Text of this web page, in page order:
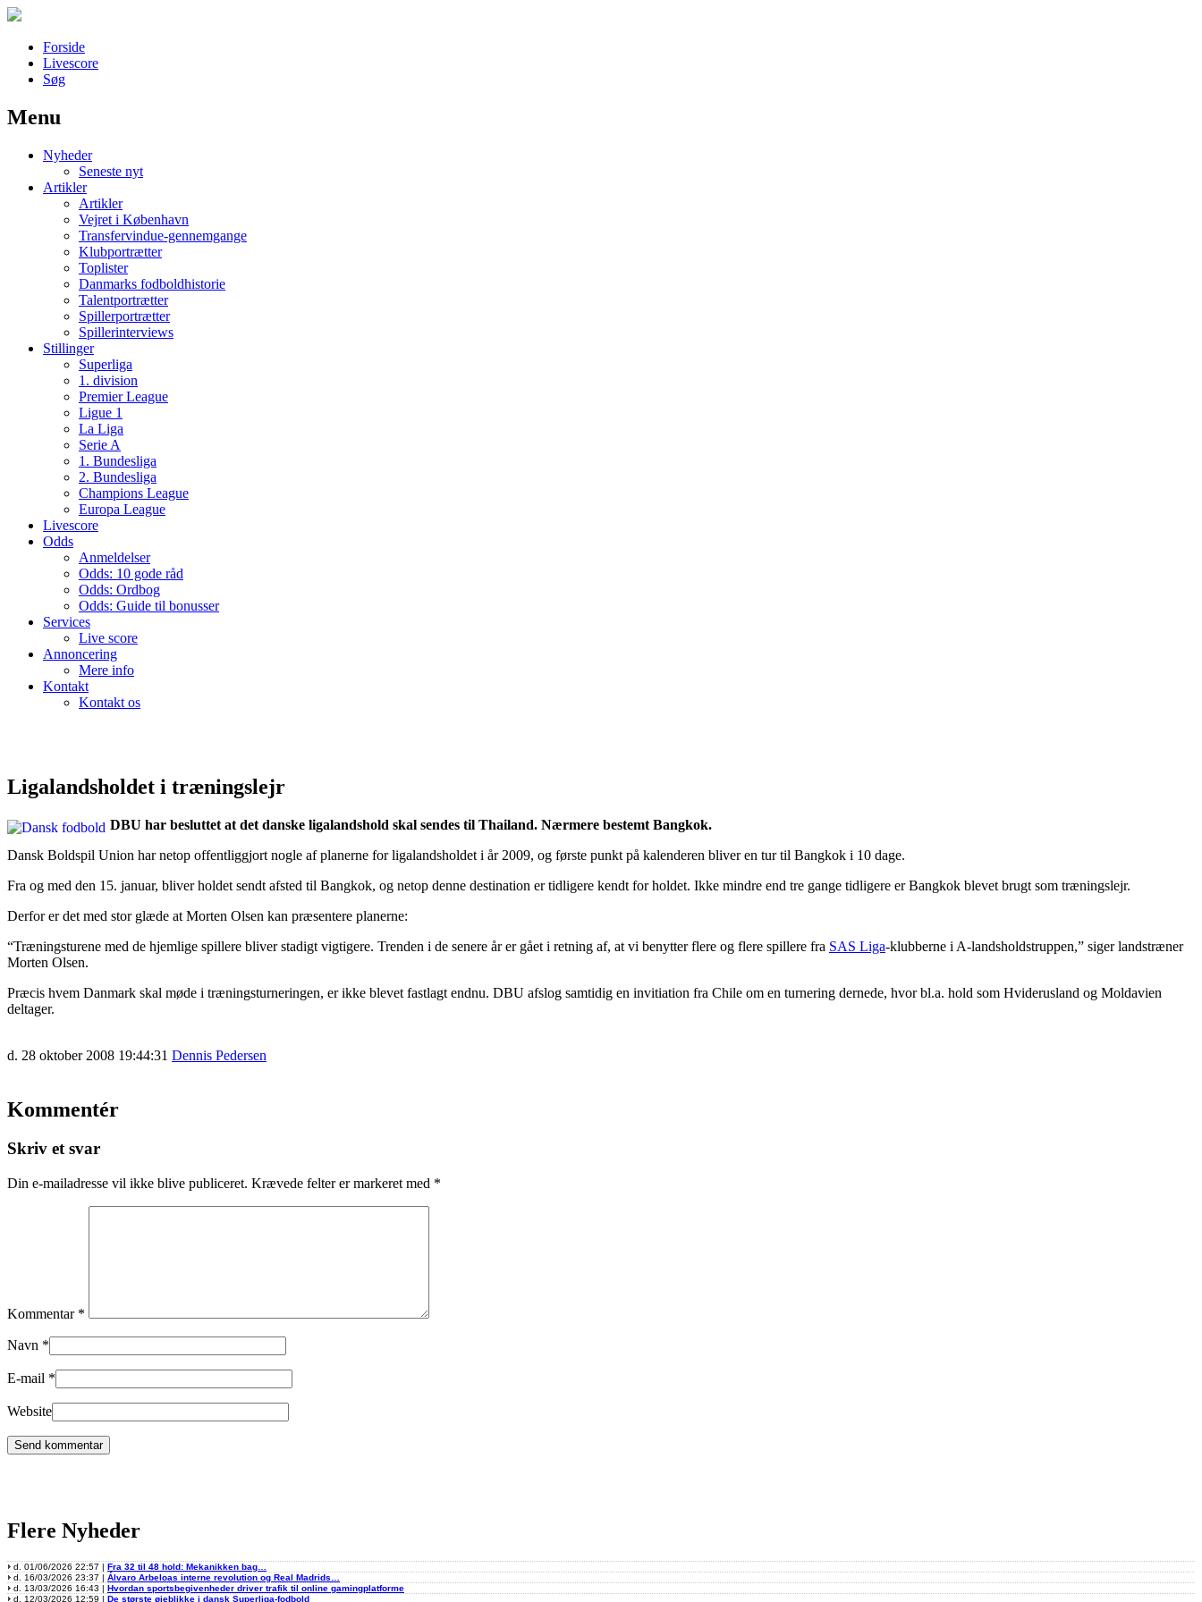
Forside
Livescore
Søg
Наши партнеры
лучшие займы
Menu
Nyheder
Seneste nyt
Artikler
Artikler
Vejret i København
Transfervindue-gennemgange
Klubportrætter
Toplister
Danmarks fodboldhistorie
Talentportrætter
Spillerportrætter
Spillerinterviews
Stillinger
Superliga
1. division
Premier League
Ligue 1
La Liga
Serie A
1. Bundesliga
2. Bundesliga
Champions League
Europa League
Livescore
Odds
Anmeldelser
Odds: 10 gode råd
Odds: Ordbog
Odds: Guide til bonusser
Services
Live score
Annoncering
Mere info
Kontakt
Kontakt os
Ligalandsholdet i træningslejr
DBU har besluttet at det danske ligalandshold skal sendes til Thailand. Nærmere bestemt Bangkok.
Dansk Boldspil Union har netop offentliggjort nogle af planerne for ligalandsholdet i år 2009, og første punkt på kalenderen bliver en tur til Bangkok i 10 dage.
Fra og med den 15. januar, bliver holdet sendt afsted til Bangkok, og netop denne destination er tidligere kendt for holdet. Ikke mindre end tre gange tidligere er Bangkok blevet brugt som træningslejr.
Derfor er det med stor glæde at Morten Olsen kan præsentere planerne:
“Træningsturene med de hjemlige spillere bliver stadigt vigtigere. Trenden i de senere år er gået i retning af, at vi benytter flere og flere spillere fra SAS Liga-klubberne i A-landsholdstruppen,” siger landstræner
Morten Olsen.
Præcis hvem Danmark skal møde i træningsturneringen, er ikke blevet fastlagt endnu. DBU afslog samtidig en invitiation fra Chile om en turnering dernede, hvor bl.a. hold som Hviderusland og Moldavien
deltager.
d. 28 oktober 2008 19:44:31 Dennis Pedersen
Kommentér
Skriv et svar
Din e-mailadresse vil ikke blive publiceret. Krævede felter er markeret med *
Kommentar *
Navn *
E-mail *
Website
Flere Nyheder
d. 01/06/2026 22:57 | Fra 32 til 48 hold: Mekanikken bag…
d. 16/03/2026 23:37 | Álvaro Arbeloas interne revolution og Real Madrids…
d. 13/03/2026 16:43 | Hvordan sportsbegivenheder driver trafik til online gamingplatforme
d. 12/03/2026 12:59 | De største øjeblikke i dansk Superliga-fodbold